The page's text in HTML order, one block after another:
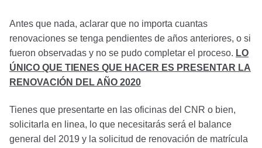
Antes que nada, aclarar que no importa cuantas
renovaciones se tenga pendientes de años anteriores, o si
fueron observadas y no se pudo completar el proceso. LO
ÚNICO QUE TIENES QUE HACER ES PRESENTAR LA
RENOVACIÓN DEL AÑO 2020
Tienes que presentarte en las oficinas del CNR o bien,
solicitarla en linea, lo que necesitarás será el balance
general del 2019 y la solicitud de renovación de matrícula